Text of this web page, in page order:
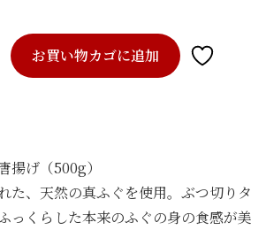
お買い物カゴに追加
揚げ（500g）
た、天然の真ふぐを使用。ぶつ切りタ
っくらした本来のふぐの身の食感が美